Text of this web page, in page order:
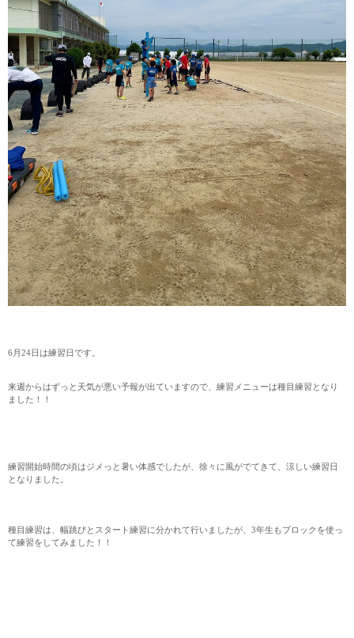
6月24日は練習日です。
来週からはずっと天気が悪い予報が出ていますので、練習メニューは種目練習となり
ました！！
練習開始時間の頃はジメっと暑い体感でしたが、徐々に風がでてきて、涼しい練習日
となりました。
種目練習は、幅跳びとスタート練習に分かれて行いましたが、3年生もブロックを使っ
て練習をしてみました！！